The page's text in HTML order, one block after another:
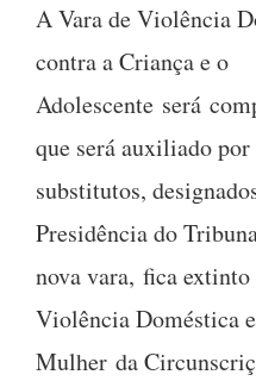
A Vara de Violência
contra a Criança e o
Adolescente será
que será auxiliado
substitutos,
Presidência do
nova vara, fica extinto
Violência Doméstica
Mulher da